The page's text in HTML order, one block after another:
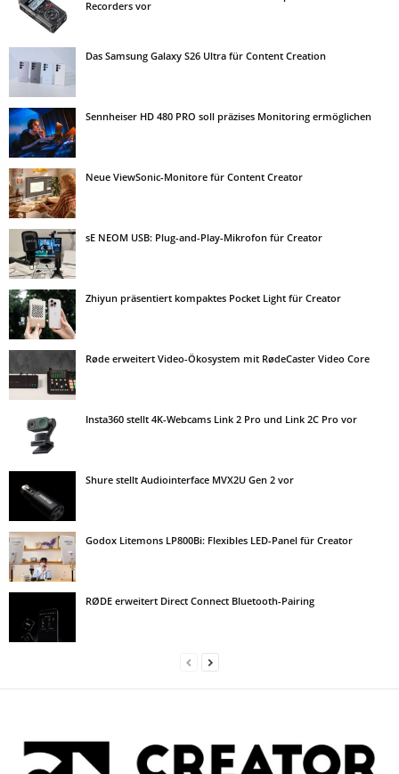
Recorders vor
Das Samsung Galaxy S26 Ultra für Content Creation
Sennheiser HD 480 PRO soll präzises Monitoring ermöglichen
Neue ViewSonic-Monitore für Content Creator
sE NEOM USB: Plug-and-Play-Mikrofon für Creator
Zhiyun präsentiert kompaktes Pocket Light für Creator
Røde erweitert Video-Ökosystem mit RødeCaster Video Core
Insta360 stellt 4K-Webcams Link 2 Pro und Link 2C Pro vor
Shure stellt Audiointerface MVX2U Gen 2 vor
Godox Litemons LP800Bi: Flexibles LED-Panel für Creator
RØDE erweitert Direct Connect Bluetooth-Pairing